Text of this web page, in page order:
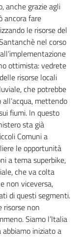
anche grazie agli
ancora fare
le risorse del
nel corso
ottimista: vedrete
risorse locali
che potrebbe
mettendo
fiumi. In questo
sta già
Comuni a
le opportunità
a tema superbike,
che va colta
non viceversa,
di questi segmenti.
risorse non
Siamo l’Italia
abbiamo iniziato a